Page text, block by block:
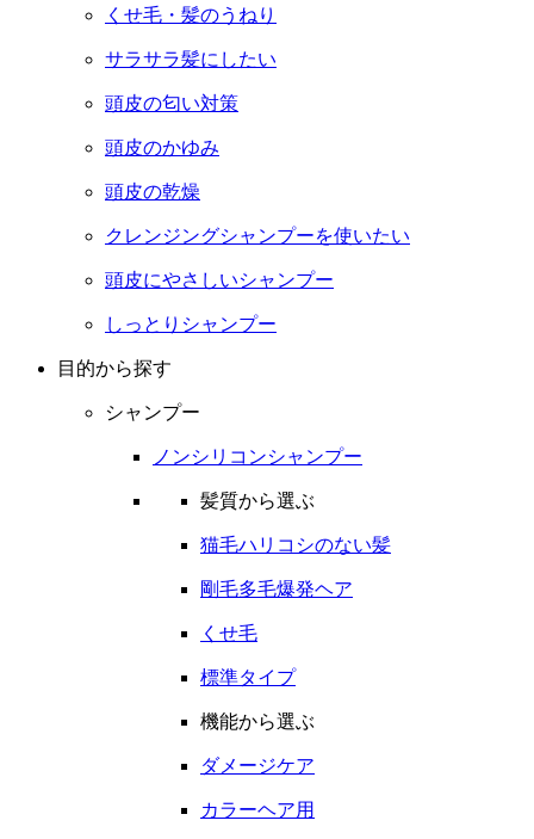
くせ毛・髪のうねり
サラサラ髪にしたい
頭皮の匂い対策
頭皮のかゆみ
頭皮の乾燥
クレンジングシャンプーを使いたい
頭皮にやさしいシャンプー
しっとりシャンプー
目的から探す
シャンプー
ノンシリコンシャンプー
髪質から選ぶ
猫毛ハリコシのない髪
剛毛多毛爆発ヘア
くせ毛
標準タイプ
機能から選ぶ
ダメージケア
カラーヘア用